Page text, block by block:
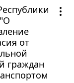
от
граждан